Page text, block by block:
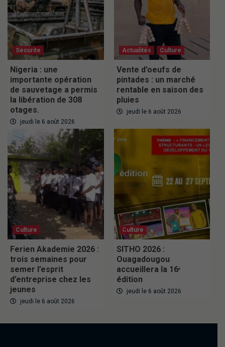
Securite
Nigeria : une
importante opération
de sauvetage a permis
la libération de 308
otages.
jeudi le 6 août 2026
Actualités Culture
Vente d’oeufs de
pintades : un marché
rentable en saison des
pluies
jeudi le 6 août 2026
Culture
Ferien Akademie 2026 :
trois semaines pour
semer l’esprit
d’entreprise chez les
jeunes
jeudi le 6 août 2026
Culture
SITHO 2026 :
Ouagadougou
accueillera la 16ᵉ
édition
jeudi le 6 août 2026